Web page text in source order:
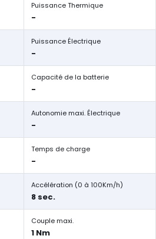
Puissance Thermique
-
Puissance Électrique
-
Capacité de la batterie
-
Autonomie maxi. Électrique
-
Temps de charge
-
Accélération (0 à 100Km/h)
8 sec.
Couple maxi.
1 Nm